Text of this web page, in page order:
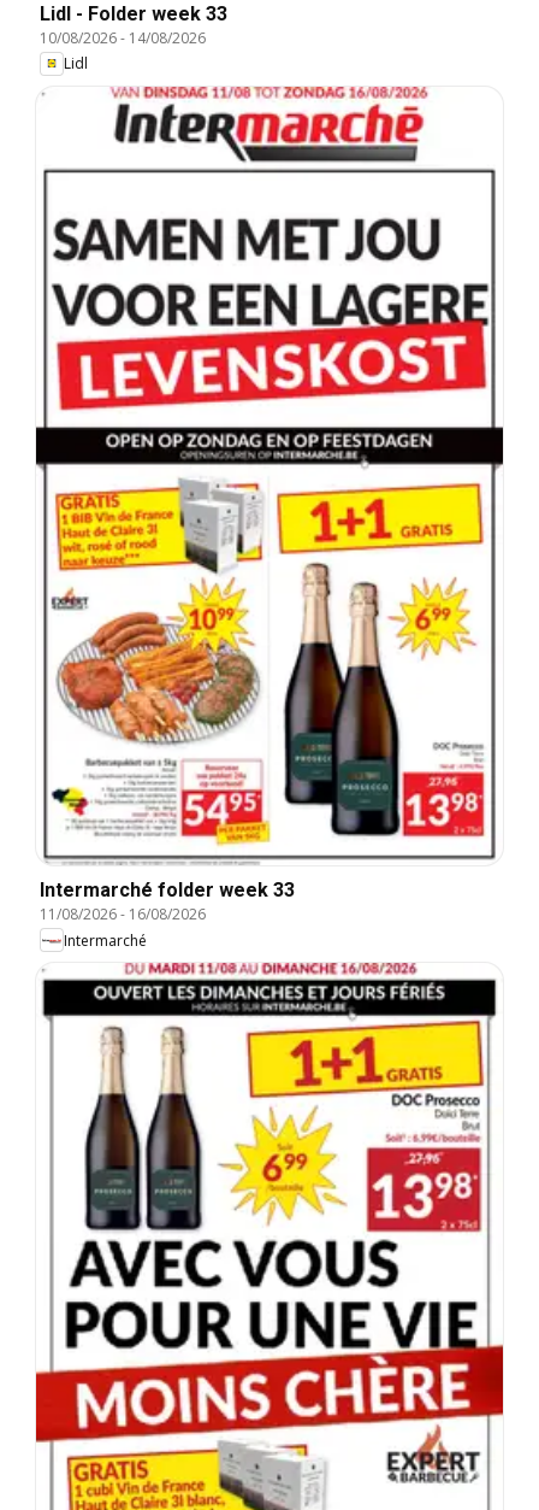
Lidl - Folder week 33
10/08/2026- 14/08/2026
Lidl
Intermarché folder week 33
11/08/2026- 16/08/2026
Intermarché